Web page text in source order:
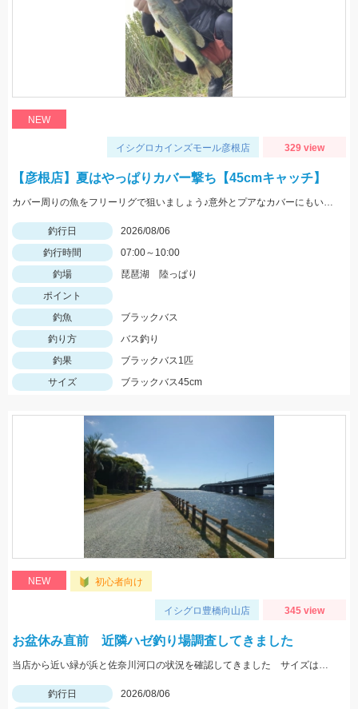
NEW
イシグロカインズモール彦根店 329 view
【彦根店】夏はやっぱりカバー撃ち【45cmキャッチ】
カバー周りの魚をフリーリグで狙いましょう♪意外とプアなカバーにもいますよ♪
釣行日
2026/08/06
釣行時間
07:00～10:00
釣場
琵琶湖 陸っぱり
ポイント
釣魚
ブラックバス
釣り方
バス釣り
釣果
ブラックバス1匹
サイズ
ブラックバス45cm
NEW 初心者向け
イシグロ豊橋向山店 345 view
お盆休み直前 近隣ハゼ釣り場調査してきました
当店から近い緑が浜と佐奈川河口の状況を確認してきました サイズはまだ小さめ 針サイズは6号がよさそうです
釣行日
2026/08/06